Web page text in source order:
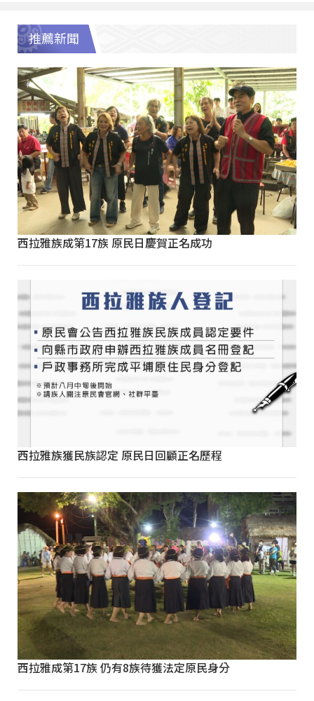
推薦新聞
西拉雅族成第17族 原民日慶賀正名成功
西拉雅族獲民族認定 原民日回顧正名歷程
西拉雅成第17族 仍有8族待獲法定原民身分